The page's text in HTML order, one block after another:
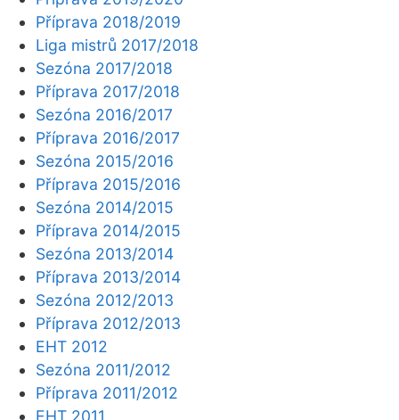
Příprava 2018/2019
Liga mistrů 2017/2018
Sezóna 2017/2018
Příprava 2017/2018
Sezóna 2016/2017
Příprava 2016/2017
Sezóna 2015/2016
Příprava 2015/2016
Sezóna 2014/2015
Příprava 2014/2015
Sezóna 2013/2014
Příprava 2013/2014
Sezóna 2012/2013
Příprava 2012/2013
EHT 2012
Sezóna 2011/2012
Příprava 2011/2012
EHT 2011